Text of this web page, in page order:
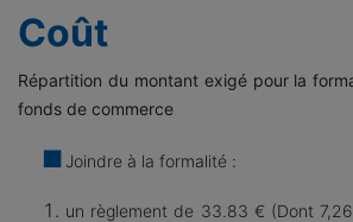
Coût
Répartition du montant exigé pour la
fonds de commerce
Joindre à la formalité :
un règlement de 33.83 € (Dont